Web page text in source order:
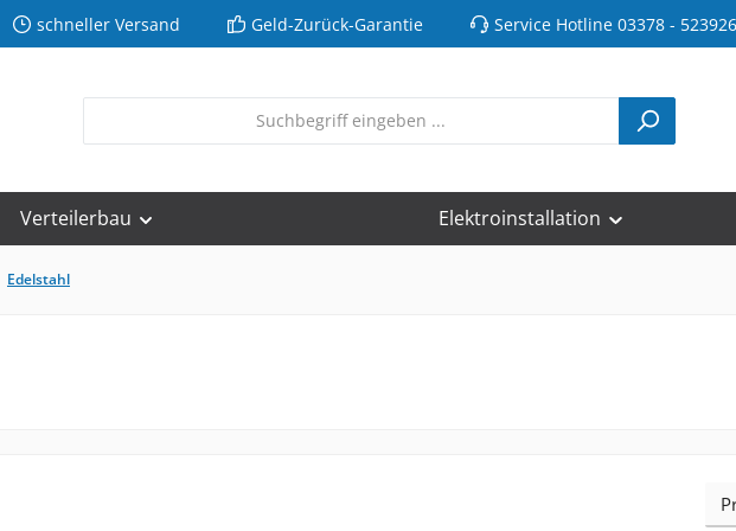
schneller Versand Geld-Zurück-Garantie Service Hotline 03378 -
Verteilerbau Elektroinstallation
Edelstahl